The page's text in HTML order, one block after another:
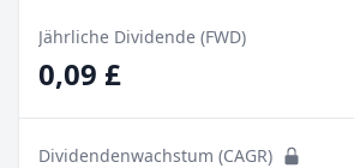
Jährliche Dividende (FWD)
0,09 £
Dividendenwachstum (CAGR)